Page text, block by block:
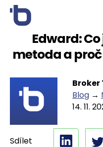
Edward:
metoda a
Broker
Blog →
14. 11.
Sdílet